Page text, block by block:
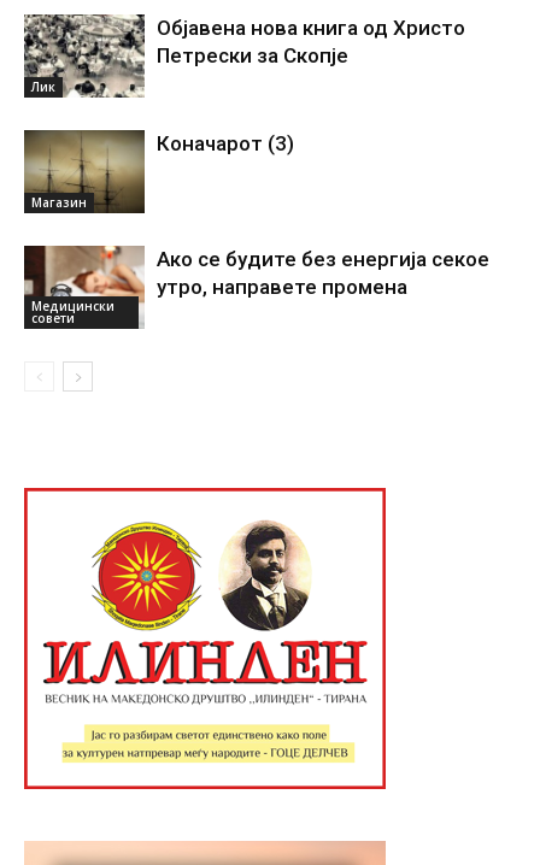
Лик
Објавена нова книга од Христо
Петрески за Скопје
Магазин
Коначарот (3)
Медицински
совети
Ако се будите без енергиjа секое
утро, направете промена